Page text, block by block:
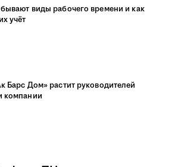
виды рабочего времени и как
учёт
Барс Дом» растит руководителей
компании